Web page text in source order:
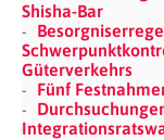
Shisha-Bar
Güterverkehrs
Fünf